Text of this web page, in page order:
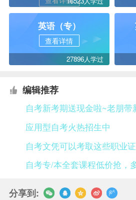
英语（专）
查看详情
27896人学过
编辑推荐
自考新考期送现金啦~老朋带
应用型自考火热招生中
自考文凭可以考取这些职业证
自考专/本全套课程低价抢，
分享到: